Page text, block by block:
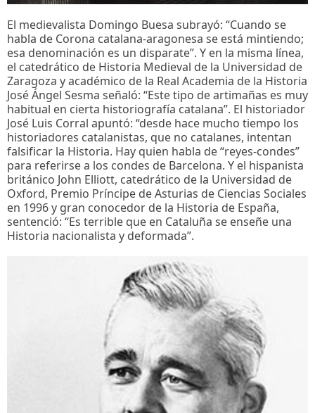
El medievalista Domingo Buesa subrayó: “Cuando se
habla de Corona catalana-aragonesa se está mintiendo;
esa denominación es un disparate”. Y en la misma línea,
el catedrático de Historia Medieval de la Universidad de
Zaragoza y académico de la Real Academia de la Historia
José Ángel Sesma señaló: “Este tipo de artimañas es muy
habitual en cierta historiografía catalana”. El historiador
José Luis Corral apuntó: “desde hace mucho tiempo los
historiadores catalanistas, que no catalanes, intentan
falsificar la Historia. Hay quien habla de “reyes-condes”
para referirse a los condes de Barcelona. Y el hispanista
británico John Elliott, catedrático de la Universidad de
Oxford, Premio Príncipe de Asturias de Ciencias Sociales
en 1996 y gran conocedor de la Historia de España,
sentenció: “Es terrible que en Cataluña se enseñe una
Historia nacionalista y deformada”.